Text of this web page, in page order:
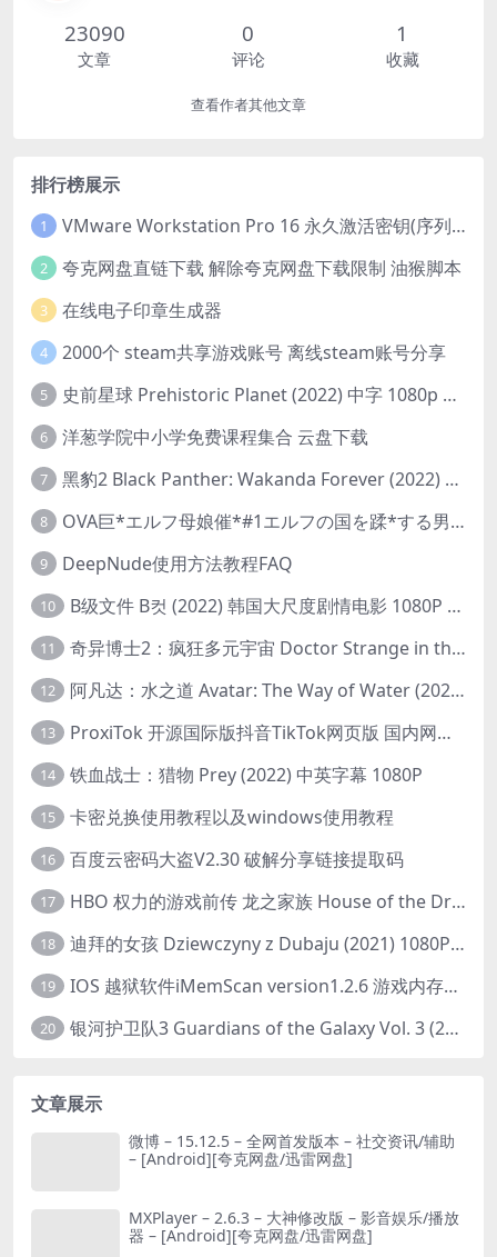
23090
文章
0
评论
1
收藏
查看作者其他文章
排行榜展示
1 VMware Workstation Pro 16 永久激活密钥(序列号)
2 夸克网盘直链下载 解除夸克网盘下载限制 油猴脚本
3 在线电子印章生成器
4 2000个 steam共享游戏账号 离线steam账号分享
5 史前星球 Prehistoric Planet (2022) 中字 1080p 高清 阿里云盘 2022.5.27已更新全集
6 洋葱学院中小学免费课程集合 云盘下载
7 黑豹2 Black Panther: Wakanda Forever (2022) 高清版
8 OVA巨*エルフ母娘催*#1エルフの国を蹂*する男。汚された女王と姫
9 DeepNude使用方法教程FAQ
10 B级文件 B컷 (2022) 韩国大尺度剧情电影 1080P 中字
11 奇异博士2：疯狂多元宇宙 Doctor Strange in the Multiverse of Madness (2022) 高清版1080p
12 阿凡达：水之道 Avatar: The Way of Water (2022) 1080p 2k 4k 中文字幕
13 ProxiTok 开源国际版抖音TikTok网页版 国内网络直连
14 铁血战士：猎物 Prey (2022) 中英字幕 1080P
15 卡密兑换使用教程以及windows使用教程
16 百度云密码大盗V2.30 破解分享链接提取码
17 HBO 权力的游戏前传 龙之家族 House of the Dragon (2022) 中字 1080P 更新4集
18 迪拜的女孩 Dziewczyny z Dubaju (2021) 1080P 中字
19 IOS 越狱软件iMemScan version1.2.6 游戏内存修改器
20 银河护卫队3 Guardians of the Galaxy Vol. 3 (2023)4K高清资源1080p只分享精品
文章展示
微博 – 15.12.5 – 全网首发版本 – 社交资讯/辅助
– [Android][夸克网盘/迅雷网盘]
MXPlayer – 2.6.3 – 大神修改版 – 影音娱乐/播放
器 – [Android][夸克网盘/迅雷网盘]